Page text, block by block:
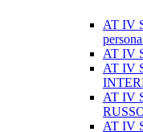
AT IV
AT IV
AT IV
AT IV
AT IV